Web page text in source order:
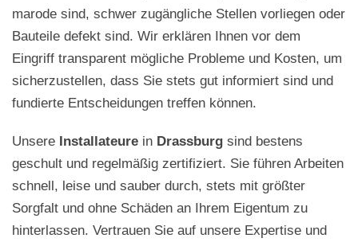
marode sind, schwer zugängliche Stellen vorliegen oder
Bauteile defekt sind. Wir erklären Ihnen vor dem
Eingriff transparent mögliche Probleme und Kosten, um
sicherzustellen, dass Sie stets gut informiert sind und
fundierte Entscheidungen treffen können.
Unsere Installateure in Drassburg sind bestens
geschult und regelmäßig zertifiziert. Sie führen Arbeiten
schnell, leise und sauber durch, stets mit größter
Sorgfalt und ohne Schäden an Ihrem Eigentum zu
hinterlassen. Vertrauen Sie auf unsere Expertise und